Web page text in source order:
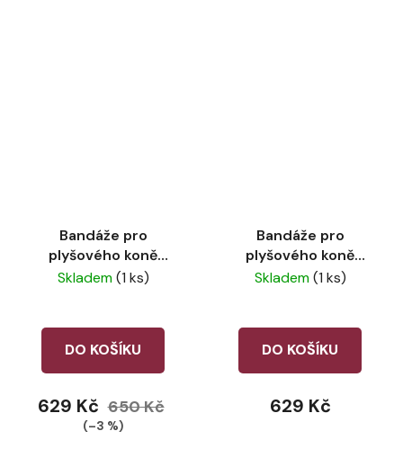
Bandáže pro
plyšového koně
LeMieux Azure
Skladem(1 ks)
DO KOŠÍKU
629 Kč 650 Kč
(–3 %)
Bandáže pro
plyšového koně
LeMieux White
Skladem(1 ks)
DO KOŠÍKU
629 Kč